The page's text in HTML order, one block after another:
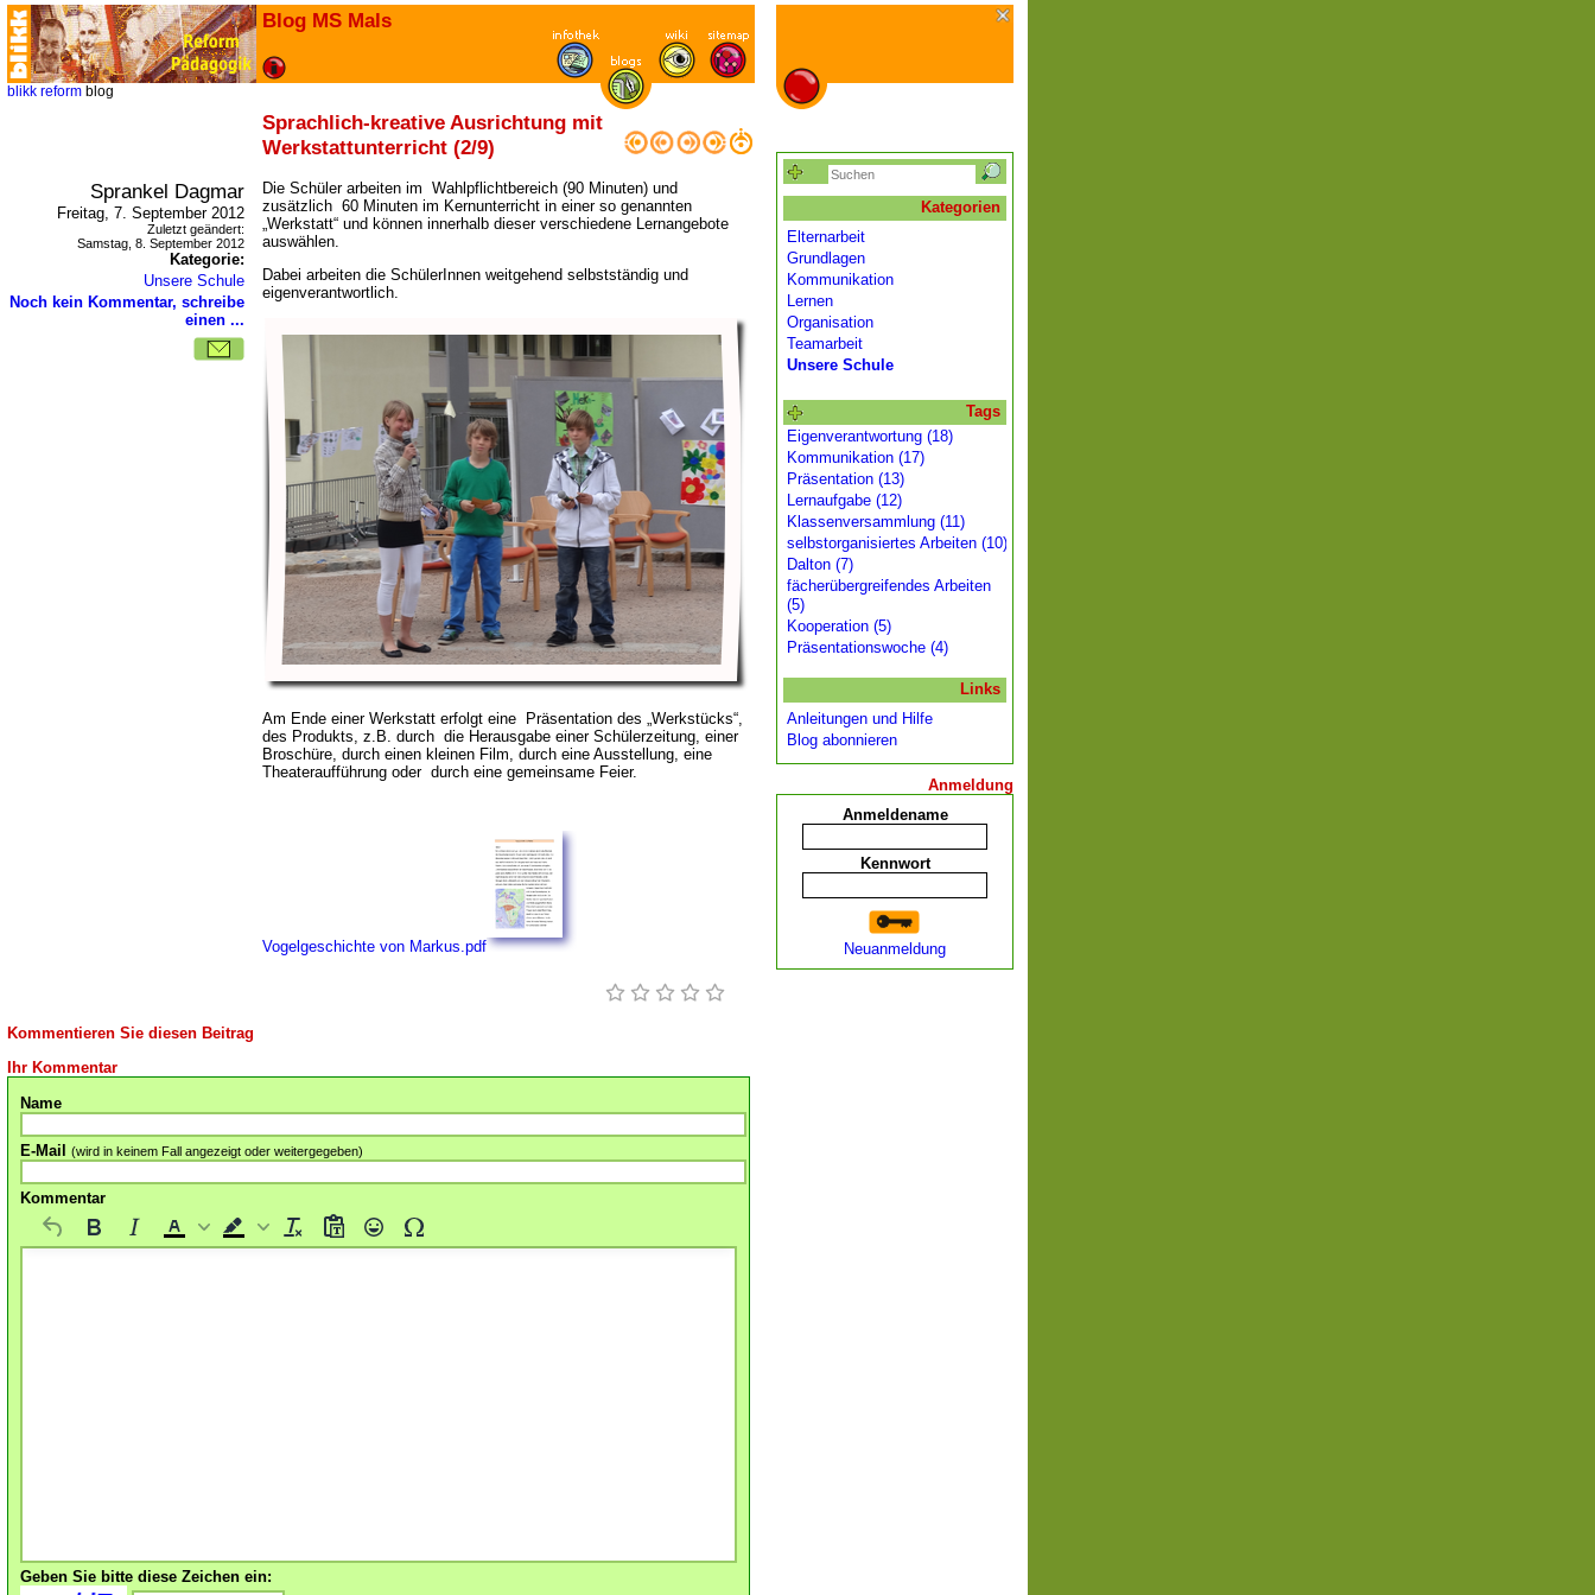
Blog MS Mals
blikk reform blog
Sprachlich-kreative Ausrichtung mit
Werkstattunterricht (2/9)
Sprankel Dagmar
Freitag, 7. September 2012
Zuletzt geändert:
Samstag, 8. September 2012
Kategorie:
Unsere Schule
Noch kein Kommentar, schreibe
einen ...
Die Schüler arbeiten im Wahlpflichtbereich (90 Minuten) und
zusätzlich 60 Minuten im Kernunterricht in einer so genannten
Werkstatt“ und können innerhalb dieser verschiedene Lernangebote
auswählen.
Dabei arbeiten die SchülerInnen weitgehend selbstständig und
eigenverantwortlich.
Am Ende einer Werkstatt erfolgt eine Präsentation des „Werkstücks“,
des Produkts, z.B. durch die Herausgabe einer Schülerzeitung, einer
Broschüre, durch einen kleinen Film, durch eine Ausstellung, eine
Theateraufführung oder durch eine gemeinsame Feier.
Vogelgeschichte von Markus.pdf
Kommentieren Sie diesen Beitrag
Ihr Kommentar
Name
E-Mail (wird in keinem Fall angezeigt oder weitergegeben)
Kommentar
Geben Sie bitte diese Zeichen ein:
Kategorien
Elternarbeit
Grundlagen
Kommunikation
Lernen
Organisation
Teamarbeit
Unsere Schule
Tags
Eigenverantwortung (18)
Kommunikation (17)
Präsentation (13)
Lernaufgabe (12)
Klassenversammlung (11)
selbstorganisiertes Arbeiten (10)
Dalton (7)
fächerübergreifendes Arbeiten
(5)
Kooperation (5)
Präsentationswoche (4)
Links
Anleitungen und Hilfe
Blog abonnieren
Anmeldung
Anmeldename
Kennwort
Neuanmeldung